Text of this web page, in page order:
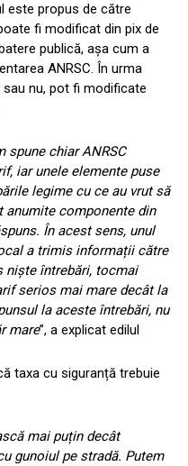
este propus de către
fi modificat din pix de
publică, așa cum a
ANRSC. În urma
nu, pot fi modificate
spune chiar ANRSC
iar unele elemente puse
legime cu ce au vrut să
anumite componente din
În acest sens, unul
a trimis informații către
niște întrebări, tocmai
serios mai mare decât la
la aceste întrebări, nu
mare”, a explicat edilul
taxa cu siguranță trebuie
mai puțin decât
gunoiul pe stradă. Putem